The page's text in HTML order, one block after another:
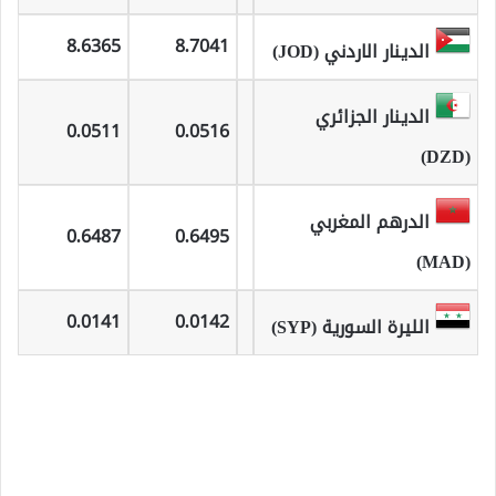
الدينار الاردني (JOD)
8.7041
8.6365
الدينار الجزائري
(DZD)
0.0516
0.0511
الدرهم المغربي
(MAD)
0.6495
0.6487
الليرة السورية (SYP) 0.0142
0.0141